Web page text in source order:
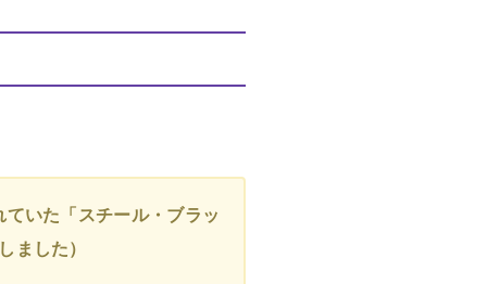
いた「スチール・ブラッ
ました）